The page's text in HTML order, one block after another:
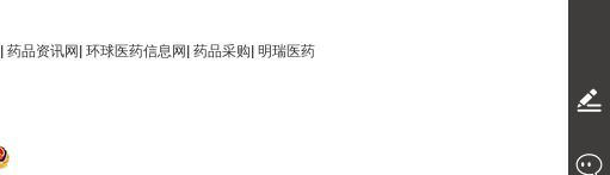
| 药品资讯网| 环球医药信息网| 药品采购| 明瑞医药